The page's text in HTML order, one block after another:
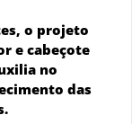
o projeto
e cabeçote
no
das